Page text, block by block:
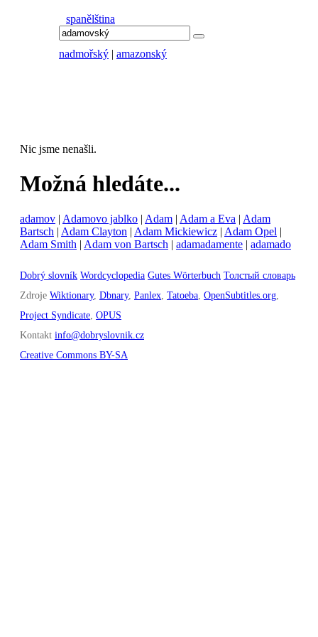
spanělština
nadmořský | amazonský
Nic jsme nenašli.
Možná hledáte...
adamov | Adamovo jablko | Adam | Adam a Eva | Adam
Bartsch | Adam Clayton | Adam Mickiewicz | Adam Opel |
Adam Smith | Adam von Bartsch | adamadamente | adamado
Dobrý slovník Wordcyclopedia Gutes Wörterbuch Толстый словарь
Zdroje Wiktionary, Dbnary, Panlex Tatoeba OpenSubtitles.org
Project Syndicate OPUS
Kontakt info@dobryslovnik.cz
Creative Commons BY-SA